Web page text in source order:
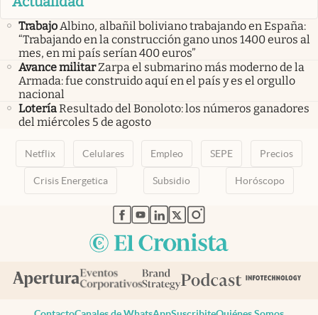
TrabajoAlbino, albañil boliviano trabajando en España:
“Trabajando en la construcción gano unos 1400 euros al
mes, en mi país serían 400 euros”
Avance militarZarpa el submarino más moderno de la
Armada: fue construido aquí en el país y es el orgullo
nacional
LoteríaResultado del Bonoloto: los números ganadores
del miércoles 5 de agosto
Netflix Celulares Empleo SEPE Precios
Crisis Energetica Subsidio Horóscopo
abre en nueva pestaña
abre en nueva pestaña
abre en nueva pestaña
abre en nueva pestaña
abre en nueva pestaña